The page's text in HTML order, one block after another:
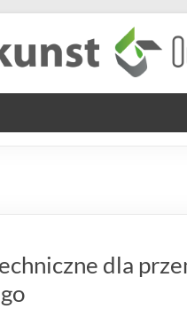
dla